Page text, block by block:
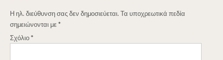
Η ηλ. διεύθυνση σας δεν δημοσιεύεται. Τα υποχρεωτικά πεδία
σημειώνονται με*
Σχόλιο*